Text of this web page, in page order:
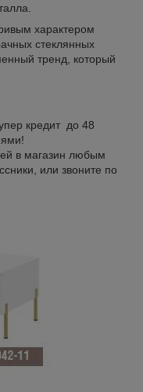
характером
стеклянных
тренд, который
кредит до 48
в магазин любым
или звоните по